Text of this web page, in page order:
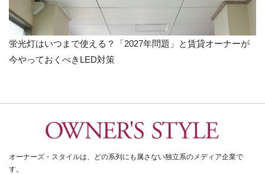
蛍光灯はいつまで使える？「2027年問題」と賃貸オーナーが
今やっておくべきLED対策
オーナーズ・スタイルは、どの系列にも属さない独立系のメディア企業で
す。